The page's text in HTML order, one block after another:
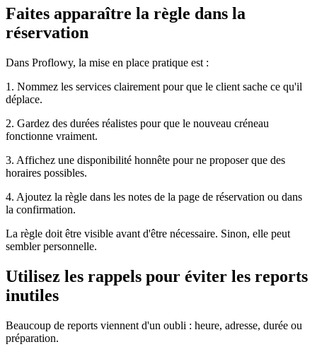
Faites apparaître la règle dans la
réservation
Dans Proflowy, la mise en place pratique est :
1. Nommez les services clairement pour que le client sache ce qu'il
déplace.
2. Gardez des durées réalistes pour que le nouveau créneau
fonctionne vraiment.
3. Affichez une disponibilité honnête pour ne proposer que des
horaires possibles.
4. Ajoutez la règle dans les notes de la page de réservation ou dans
la confirmation.
La règle doit être visible avant d'être nécessaire. Sinon, elle peut
sembler personnelle.
Utilisez les rappels pour éviter les reports
inutiles
Beaucoup de reports viennent d'un oubli : heure, adresse, durée ou
préparation.